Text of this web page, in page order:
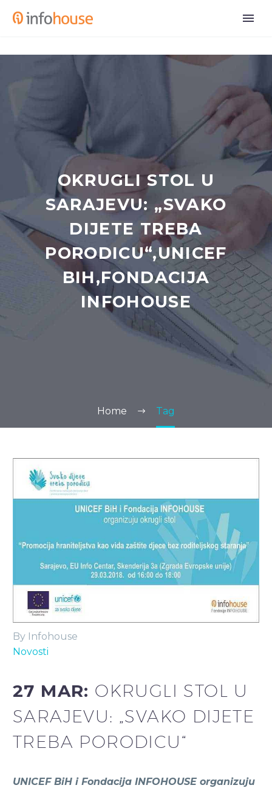
OKRUGLI STOL U
SARAJEVU: „SVAKO
DIJETE TREBA
PORODICU“,UNICEF
BIH,FONDACIJA
INFOHOUSE
Home Tag
By Infohouse
Novosti
27 MAR: OKRUGLI STOL U
SARAJEVU: „SVAKO DIJETE
TREBA PORODICU“
UNICEF BiH i Fondacija INFOHOUSE organizuju